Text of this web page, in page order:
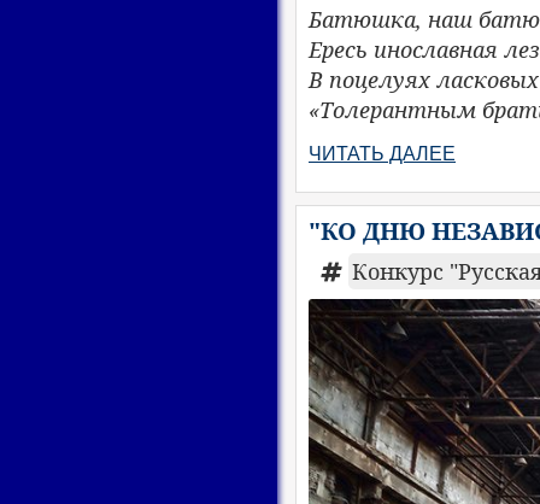
Батюшка, наш
Ересь инославная
В поцелуях
«Толерантным
ЧИТАТЬ ДАЛЕЕ
"КО ДНЮ
Конкурс